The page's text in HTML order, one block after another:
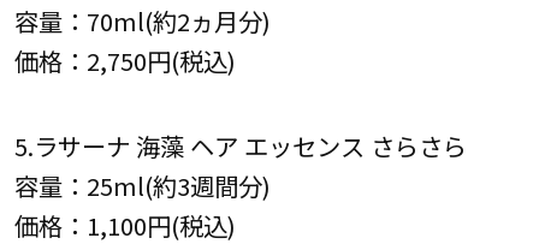
容量：70ml(約2ヵ月分)
価格：2,750円(税込)
5.ラサーナ 海藻 ヘア エッセンス さらさら
容量：25ml(約3週間分)
価格：1,100円(税込)